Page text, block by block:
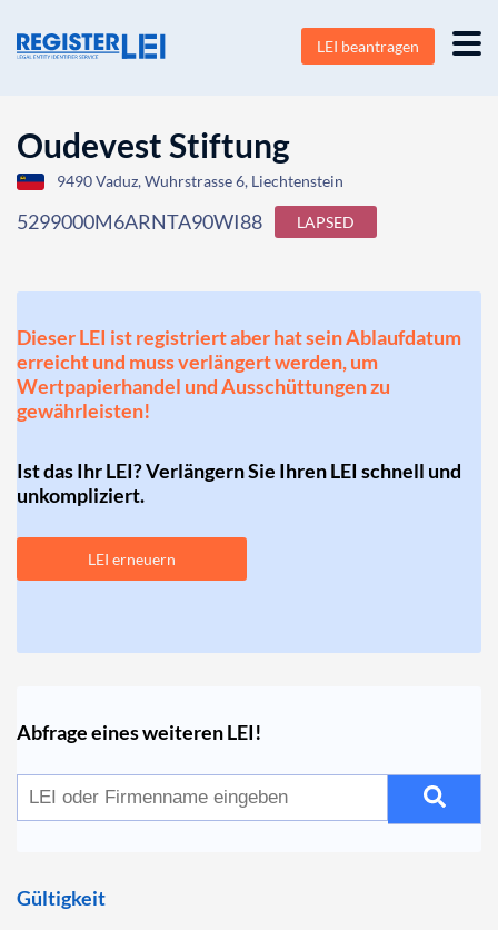
LEI beantragen
Oudevest Stiftung
9490 Vaduz, Wuhrstrasse 6, Liechtenstein
5299000M6ARNTA90WI88 LAPSED
Dieser LEI ist registriert aber hat sein Ablaufdatum
erreicht und muss verlängert werden, um
Wertpapierhandel und Ausschüttungen zu
gewährleisten!
Ist das Ihr LEI? Verlängern Sie Ihren LEI schnell und
unkompliziert.
LEI erneuern
Abfrage eines weiteren LEI!
Gültigkeit